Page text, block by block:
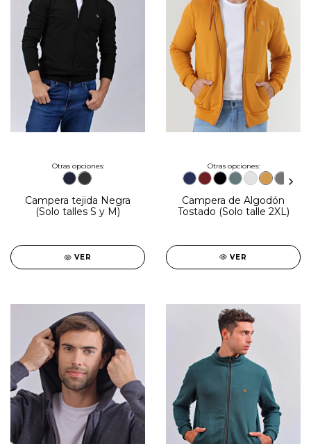
Otras opciones:
Campera tejida Negra
(Solo talles S y M)
VER
Otras opciones:
Campera de Algodón
Tostado (Solo talle 2XL)
VER